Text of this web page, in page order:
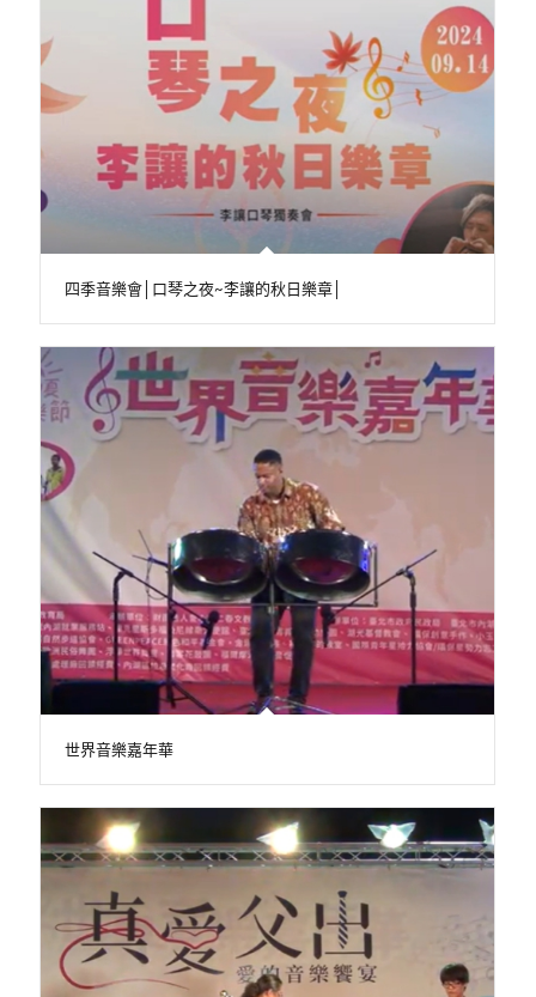
四季音樂會│口琴之夜~李讓的秋日樂章│
世界音樂嘉年華